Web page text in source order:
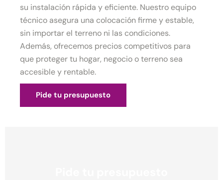
su instalación rápida y eficiente. Nuestro equipo
técnico asegura una colocación firme y estable,
sin importar el terreno ni las condiciones.
Además, ofrecemos precios competitivos para
que proteger tu hogar, negocio o terreno sea
accesible y rentable.
Pide tu presupuesto